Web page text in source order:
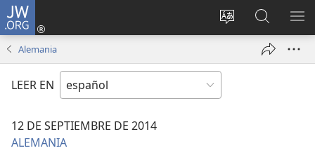
JW.ORG
Cambiar
del sitio
Iniciar
sesión
nueva
en
jw.org
Alemania
LEER EN
12 DE SEPTIEMBRE DE 2014
ALEMANIA